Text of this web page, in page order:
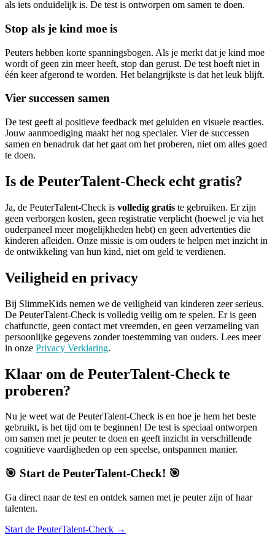
als iets onduidelijk is. De test is ontworpen om samen te doen.
Stop als je kind moe is
Peuters hebben korte spanningsbogen. Als je merkt dat je kind moe
wordt of geen zin meer heeft, stop dan gerust. De test hoeft niet in
één keer afgerond te worden. Het belangrijkste is dat het leuk blijft.
Vier successen samen
De test geeft al positieve feedback met geluiden en visuele reacties.
Jouw aanmoediging maakt het nog specialer. Vier de successen
samen en benadruk dat het gaat om het proberen, niet om alles goed
te doen.
Is de PeuterTalent-Check echt gratis?
Ja, de PeuterTalent-Check is volledig gratis te gebruiken. Er zijn
geen verborgen kosten, geen registratie verplicht (hoewel je via het
ouderpaneel meer mogelijkheden hebt) en geen advertenties die
kinderen afleiden. Onze missie is om ouders te helpen met inzicht in
de ontwikkeling van hun kind, niet om geld te verdienen.
Veiligheid en privacy
Bij SlimmeKids nemen we de veiligheid van kinderen zeer serieus.
De PeuterTalent-Check is volledig veilig om te spelen. Er is geen
chatfunctie, geen contact met vreemden, en geen verzameling van
persoonlijke gegevens zonder toestemming van ouders. Lees meer
in onze Privacy Verklaring.
Klaar om de PeuterTalent-Check te
proberen?
Nu je weet wat de PeuterTalent-Check is en hoe je hem het beste
gebruikt, is het tijd om te beginnen! De test is speciaal ontworpen
om samen met je peuter te doen en geeft inzicht in verschillende
cognitieve vaardigheden op een speelse, ontspannen manier.
🎯 Start de PeuterTalent-Check! 🎯
Ga direct naar de test en ontdek samen met je peuter zijn of haar
talenten.
Start de PeuterTalent-Check →